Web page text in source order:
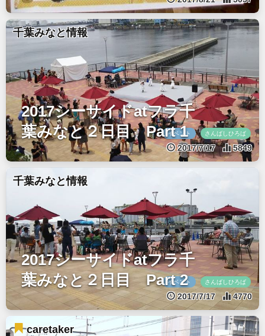
千葉みなと情報
2017シーサイドatフラ千
葉みなと２日目 Part 1
イベント さんばしひろば
2017/7/17 5849
千葉みなと情報
2017シーサイドatフラ千
葉みなと２日目 Part 2
イベント さんばしひろば
2017/7/17 4770
caretaker